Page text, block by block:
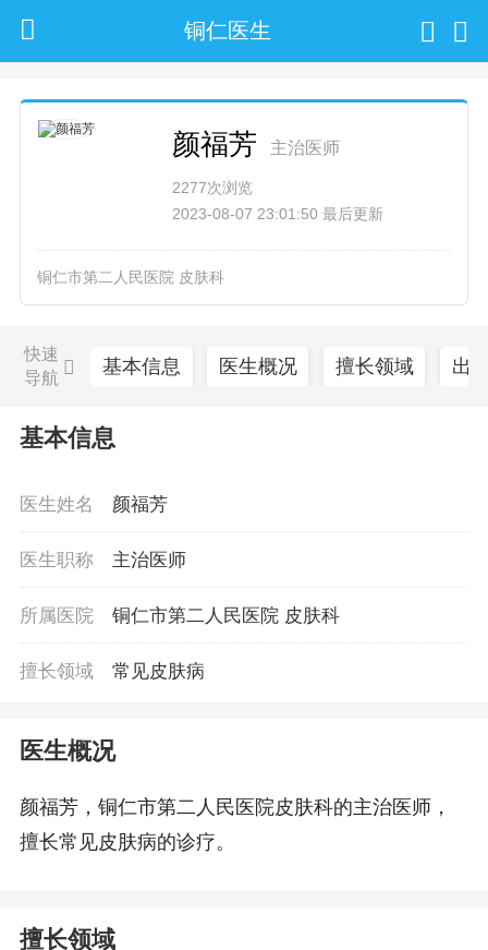
铜仁医生
颜福芳 主治医师
2277次浏览
2023-08-07 23:01:50 最后更新
铜仁市第二人民医院 皮肤科
快速
导航
基本信息 医生概况 擅长领域 出
基本信息
医生姓名 颜福芳
医生职称 主治医师
所属医院 铜仁市第二人民医院 皮肤科
擅长领域 常见皮肤病
医生概况
颜福芳，铜仁市第二人民医院皮肤科的主治医师，
擅长常见皮肤病的诊疗。
擅长领域